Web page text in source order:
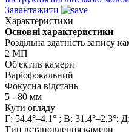
Завантажити
Характеристики
Основні характеристики
Роздільна здатність запису
2 МП
Об'єктив камери
Варіофокальний
Фокусна відстань
5 - 80 мм
Кути огляду
Г: 54.4°–4.1° ; В: 31.4°–2.3°;
Тип встановлення камери